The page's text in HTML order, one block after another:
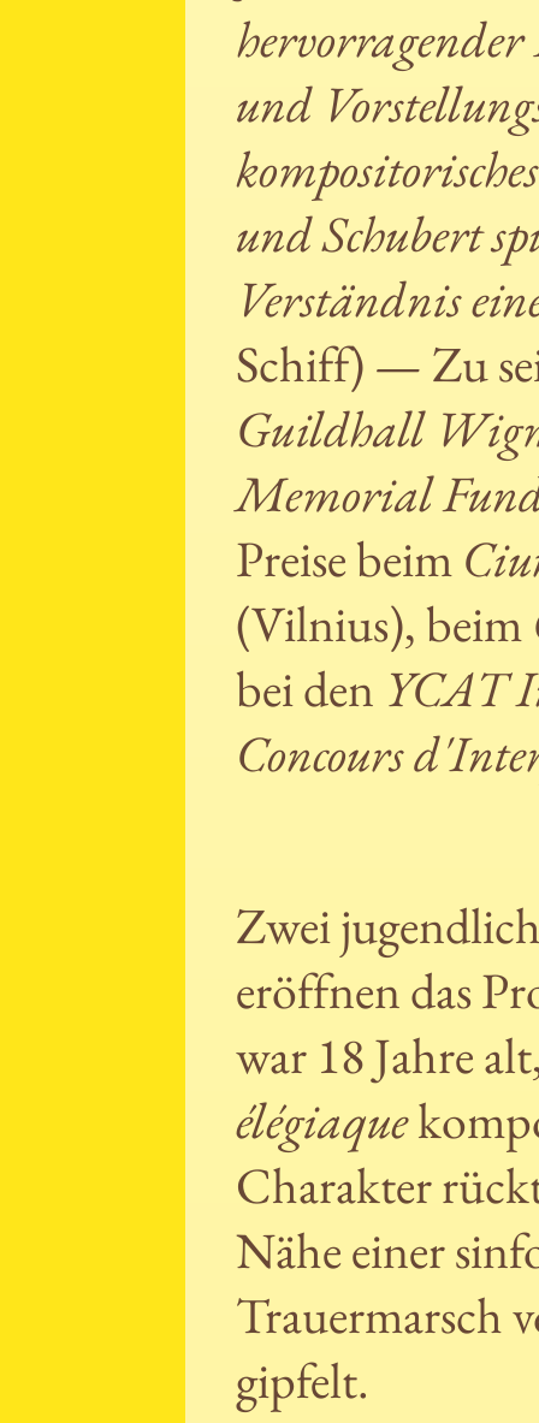
und
und Schubert
Verständnis
Schiff) — Zu
Guildhall
Memorial
Preise beim
(Vilnius), beim
bei den YCAT
Concours
Zwei
eröffnen das
war 18 Jahre
élégiaque
Charakter
Nähe einer
Trauermarsch
gipfelt.